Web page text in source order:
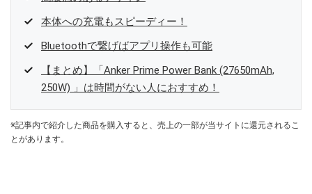
本体への充電もスピーディー！
Bluetoothで繋げばアプリ操作も可能
【まとめ】「Anker Prime Power Bank (27650mAh,
250W) 」は時間がない人におすすめ！
※記事内で紹介した商品を購入すると、売上の一部が当サイトに還元されるこ
とがあります。